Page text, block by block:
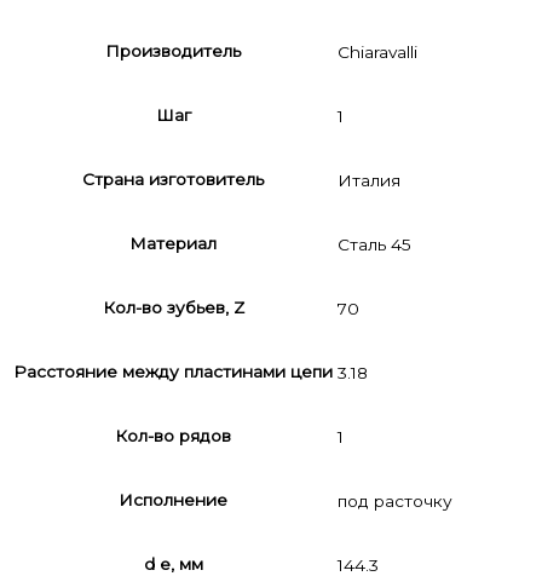
Производитель Chiaravalli
Шаг 1
Страна изготовитель Италия
Материал Сталь 45
Кол-во зубьев, Z 70
Расстояние между пластинами цепи 3.18
Кол-во рядов 1
Исполнение под расточку
d e, мм 144.3